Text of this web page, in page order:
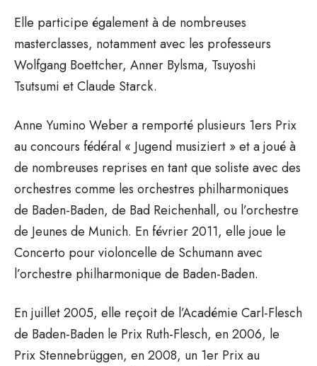
Elle participe également à de nombreuses
masterclasses, notamment avec les professeurs
Wolfgang Boettcher, Anner Bylsma, Tsuyoshi
Tsutsumi et Claude Starck.
Anne Yumino Weber a remporté plusieurs 1ers Prix
au concours fédéral « Jugend musiziert » et a joué à
de nombreuses reprises en tant que soliste avec des
orchestres comme les orchestres philharmoniques
de Baden-Baden, de Bad Reichenhall, ou l’orchestre
de Jeunes de Munich. En février 2011, elle joue le
Concerto pour violoncelle de Schumann avec
l’orchestre philharmonique de Baden-Baden.
En juillet 2005, elle reçoit de l’Académie Carl-Flesch
de Baden-Baden le Prix Ruth-Flesch, en 2006, le
Prix Stennebrüggen, en 2008, un 1er Prix au